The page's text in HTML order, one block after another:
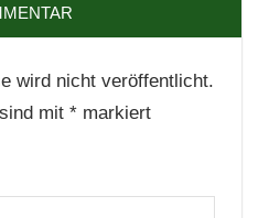
wird nicht veröffentlicht.
mit *markiert